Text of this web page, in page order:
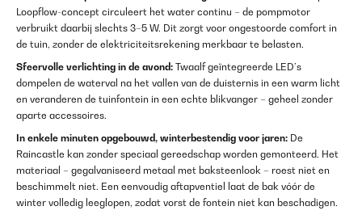
Loopflow-concept circuleert het water continu – de pompmotor
verbruikt daarbij slechts 3–5 W. Dit zorgt voor ongestoorde comfort in
de tuin, zonder de elektriciteitsrekening merkbaar te belasten.
Sfeervolle verlichting in de avond: Twaalf geïntegreerde LED’s
dompelen de waterval na het vallen van de duisternis in een warm licht
en veranderen de tuinfontein in een echte blikvanger – geheel zonder
aparte accessoires.
In enkele minuten opgebouwd, winterbestendig voor jaren: De
Raincastle kan zonder speciaal gereedschap worden gemonteerd. Het
materiaal – gegalvaniseerd metaal met baksteenlook – roest niet en
beschimmelt niet. Een eenvoudig aftapventiel laat de bak vóór de
winter volledig leeglopen, zodat vorst de fontein niet kan beschadigen.